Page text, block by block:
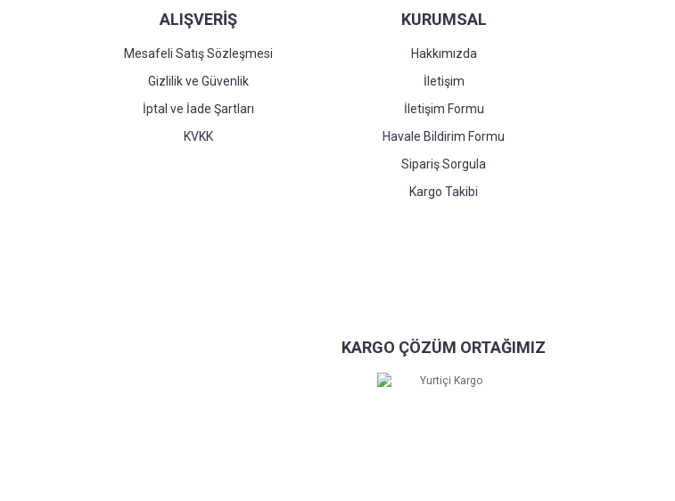
ALIŞVERİŞ
Mesafeli Satış Sözleşmesi
Gizlilik ve Güvenlik
İptal ve İade Şartları
KVKK
KURUMSAL
Hakkımızda
İletişim
İletişim Formu
Havale Bildirim Formu
Sipariş Sorgula
Kargo Takibi
KARGO ÇÖZÜM ORTAĞIMIZ